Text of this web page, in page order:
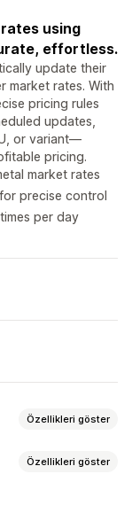
using
effortless.
update their
market rates. With
pricing rules
updates,
or variant—
pricing.
market rates
precise control
per day
Özellikleri göster
Özellikleri göster